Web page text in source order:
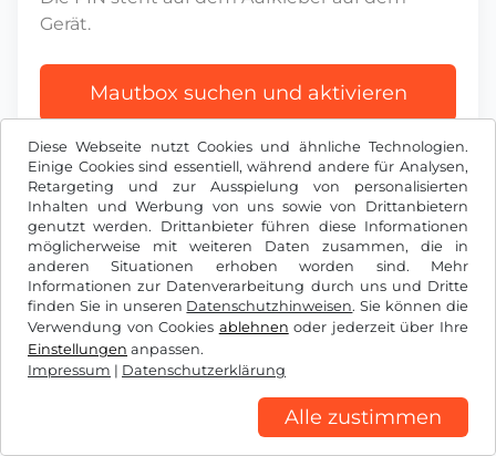
Diese Webseite nutzt Cookies und ähnliche Technologien.
Einige Cookies sind essentiell, während andere für Analysen,
Retargeting und zur Ausspielung von personalisierten
Inhalten und Werbung von uns sowie von Drittanbietern
genutzt werden. Drittanbieter führen diese Informationen
möglicherweise mit weiteren Daten zusammen, die in
anderen Situationen erhoben worden sind. Mehr
Informationen zur Datenverarbeitung durch uns und Dritte
finden Sie in unseren Datenschutzhinweisen. Sie können die
Verwendung von Cookies ablehnen oder jederzeit über Ihre
Einstellungen anpassen.
Impressum | Datenschutzerklärung
Alle zustimmen
Gerät.
Mautbox suchen und aktivieren
RON
Facebook Instagram
AGB / Widerrufsrecht
Datenschutzerklärung
Impressum